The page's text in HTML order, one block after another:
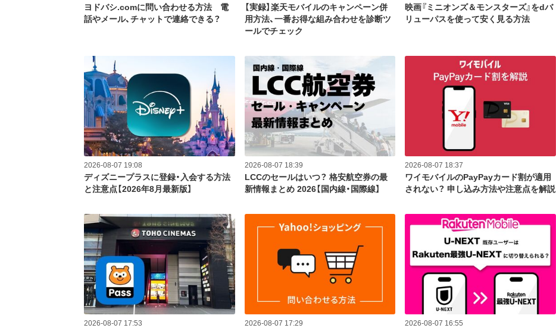
ヨドバシ.comに問い合わせる方法 電
話やメール、チャットで連絡できる？
【実録】楽天モバイルのキャンペーン併
用方法、一番お得な組み合わせを診断ツ
ールでチェック
映画『ミニオンズ＆モンスターズ』をdバ
リューパスを使って安く見る方法
2026-08-07 19:08
ディズニープラスに登録・入会する方法
と注意点【2026年8月最新版】
2026-08-07 18:39
LCCのセールはいつ？ 格安航空券の最
新情報まとめ 2026【国内線・国際線】
2026-08-07 18:37
ワイモバイルのPayPayカード割が適用
されない？ 申し込み方法や注意点を解説
2026-08-07 17:53 2026-08-07 17:29 2026-08-07 16:55